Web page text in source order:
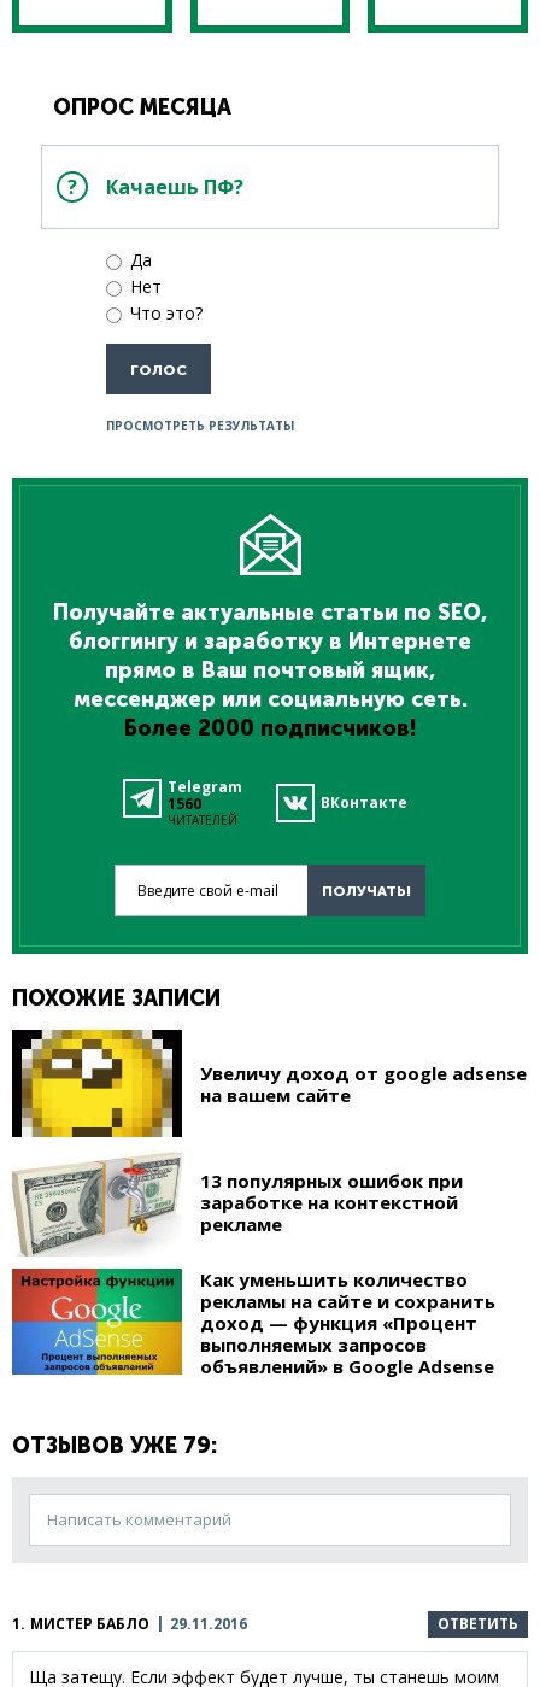
ОПРОС МЕСЯЦА
Качаешь ПФ?
Да
Нет
Что это?
ПРОСМОТРЕТЬ РЕЗУЛЬТАТЫ
Получайте актуальные статьи по SEO,
блоггингу и заработку в Интернете
прямо в Ваш почтовый ящик,
мессенджер или социальную сеть.
Более 2000 подписчиков!
Telegram
1560
ЧИТАТЕЛЕЙ
ВКонтакте
ПОЛУЧАТЬ!
ПОХОЖИЕ ЗАПИСИ
Увеличу доход от google adsense
на вашем сайте
13 популярных ошибок при
заработке на контекстной
рекламе
Как уменьшить количество
рекламы на сайте и сохранить
доход — функция «Процент
выполняемых запросов
объявлений» в Google Adsense
ОТЗЫВОВ УЖЕ 79:
Написать комментарий
1. МИСТЕР БАБЛО 29.11.2016 ОТВЕТИТЬ
Ща затещу. Если эффект будет лучше, ты станешь моим